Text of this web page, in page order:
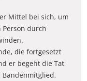
Mittel bei sich, um
durch
die fortgesetzt
er begeht die Tat